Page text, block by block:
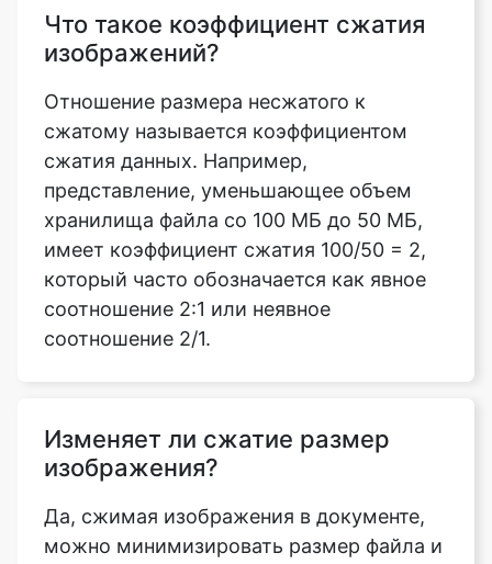
Отношение размера несжатого к
сжатому называется коэффициентом
сжатия данных. Например,
представление, уменьшающее объем
хранилища файла со 100 МБ до 50 МБ,
имеет коэффициент сжатия 100/50 = 2,
который часто обозначается как явное
соотношение 2:1 или неявное
соотношение 2/1.
Изменяет ли сжатие размер
Да, сжимая изображения в документе,
можно минимизировать размер файла и
сэкономить место на диске. В
зависимости от того, как вы
собираетесь использовать